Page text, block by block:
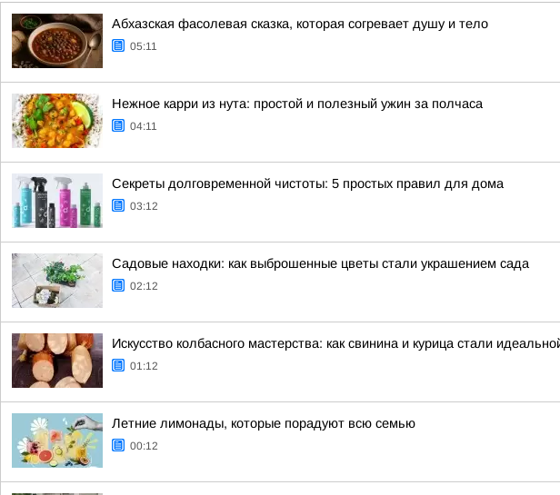
Абхазская фасолевая сказка, которая согревает душу и тело
05:11
Нежное карри из нута: простой и полезный ужин за полчаса
04:11
Секреты долговременной чистоты: 5 простых правил для дома
03:12
Садовые находки: как выброшенные цветы стали украшением сада
02:12
Искусство колбасного мастерства: как свинина и курица стали
01:12
Летние лимонады, которые порадуют всю семью
00:12